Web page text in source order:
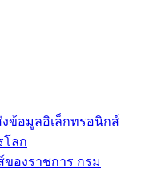
ข้อมูลอิเล็กทรอนิกส์
โลก
องราชการ กรม